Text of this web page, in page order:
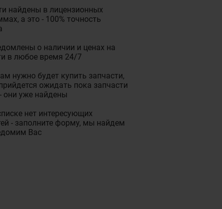
найдены в лицензионных
а это - 100% точность
о наличии и ценах на
в любое время 24/7
нужно будет купить запчасти,
ожидать пока запчасти
они уже найдены
нет интересующих
- заполните форму, мы найдем
Вас